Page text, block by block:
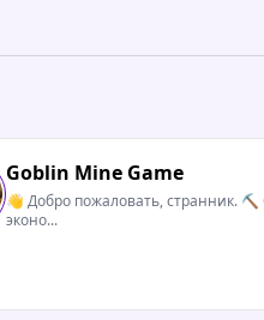
Goblin Mine Game
👋 Добро пожаловать, странник. ⛏ Goblin Mine - это
эконо...